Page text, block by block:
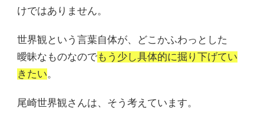
けではありません。
世界観という言葉自体が、どこかふわっとした
曖昧なものなのでもう少し具体的に掘り下げてい
きたい。
尾崎世界観さんは、そう考えています。